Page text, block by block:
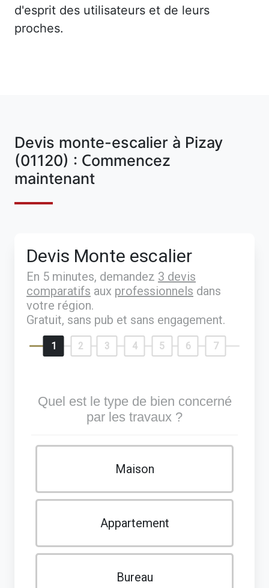
d'esprit des utilisateurs et de leurs
proches.
Devis monte-escalier à Pizay
(01120) : Commencez
maintenant
Devis Monte escalier
En 5 minutes, demandez 3 devis
comparatifs aux professionnels dans
votre région.
Gratuit, sans pub et sans engagement.
1 2 3 4 5 6 7
Quel est le type de bien concerné
par les travaux ?
Maison
Appartement
Bureau